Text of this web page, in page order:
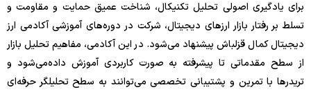
برای یادگیری اصولی تحلیل تکنیکال، شناخت عمیق حمایت و مقاومت و
تسلط بر رفتار بازار ارزهای دیجیتال، شرکت در دوره‌های آموزشی آکادمی ارز
دیجیتال کمال قزلباش پیشنهاد می‌شود. در این آکادمی، مفاهیم تحلیل بازار
از سطح مقدماتی تا پیشرفته به صورت کاربردی آموزش داده‌می‌شود و
تریدرها با تمرین و پشتیبانی تخصصی می‌توانند به سطح تحلیلگر حرفه‌ای